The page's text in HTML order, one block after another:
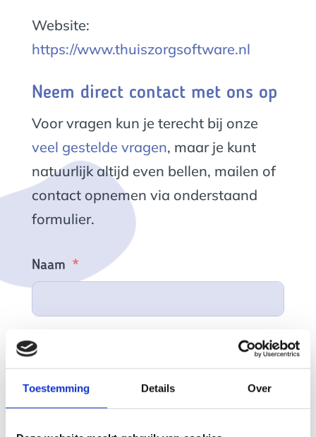
Toestemming Details Over
Website:
https://www.thuiszorgsoftware.nl
Neem direct contact met ons op
Voor vragen kun je terecht bij onze
veel gestelde vragen, maar je kunt
natuurlijk altijd even bellen, mailen of
contact opnemen via onderstaand
formulier.
Naam
Telefoonnummer